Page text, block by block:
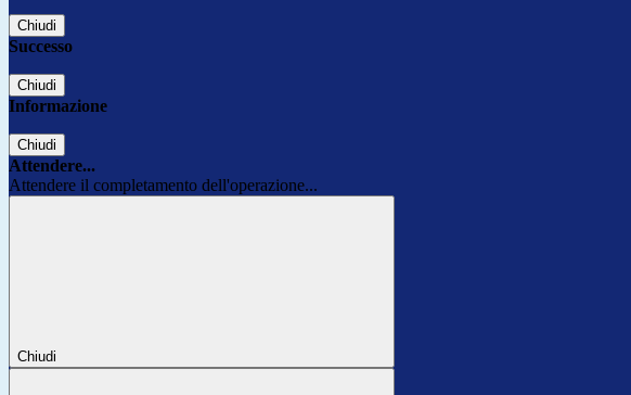
Chiudi
Successo
Chiudi
Informazione
Chiudi
Attendere...
Attendere il completamento dell'operazione...
Chiudi